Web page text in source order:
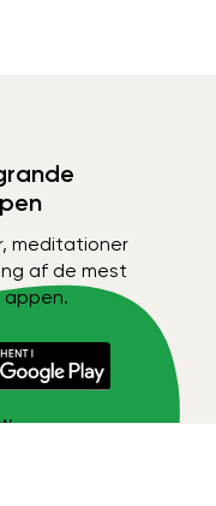
meditationer
af de mest
appen.